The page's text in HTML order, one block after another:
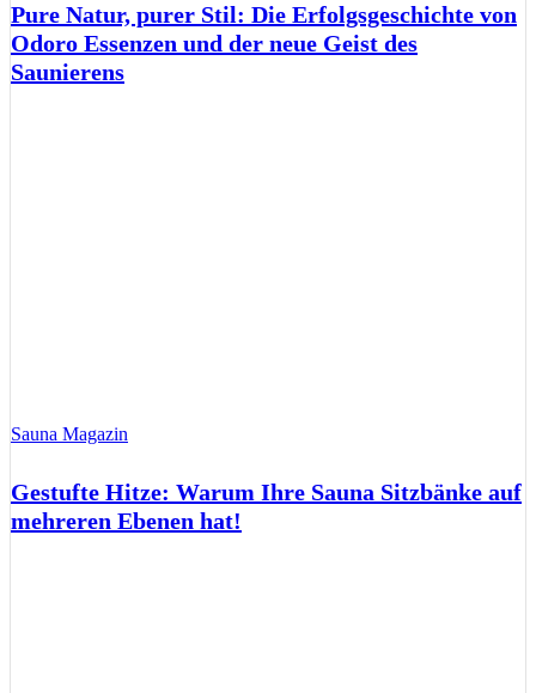
Pure Natur, purer Stil: Die Erfolgsgeschichte von
Odoro Essenzen und der neue Geist des
Saunierens
Sauna Magazin
Gestufte Hitze: Warum Ihre Sauna Sitzbänke auf
mehreren Ebenen hat!